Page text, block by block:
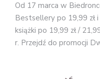
Od 17 marca w
Bestsellery po 19,99 zł
książki po 19,99 zł /
r. Przejdź do promocji